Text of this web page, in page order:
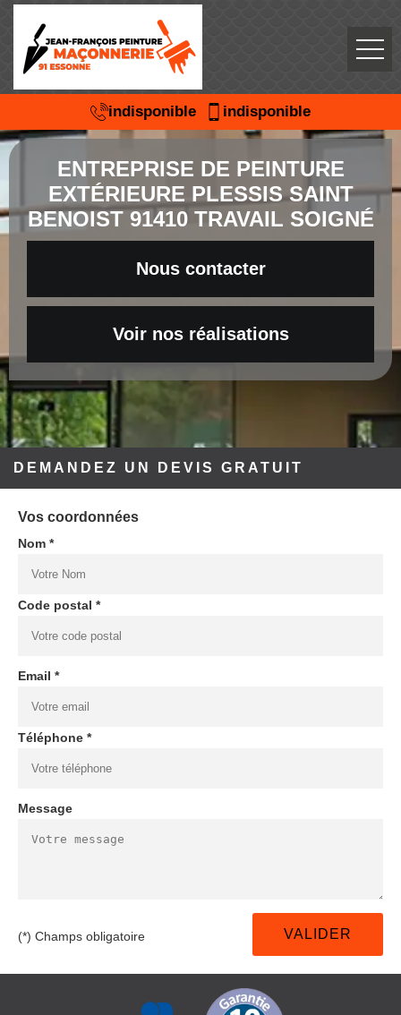
indisponible indisponible
ENTREPRISE DE PEINTURE
EXTÉRIEURE PLESSIS SAINT
BENOIST 91410 TRAVAIL SOIGNÉ
Nous contacter
Voir nos réalisations
DEMANDEZ UN DEVIS GRATUIT
Vos coordonnées
Nom *
Code postal *
Email *
Téléphone *
Message
(*) Champs obligatoire